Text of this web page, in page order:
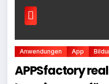
Anwendungen App
APPSfactory